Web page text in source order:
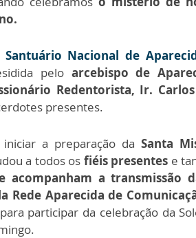
Santuário Nacional de
pelo arcebispo de
Redentorista, Ir.
presentes.
a preparação da Santa
a todos os fiéis presentes e
acompanham a transmissão
Rede Aparecida de
participar da celebração da